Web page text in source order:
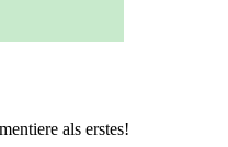
als erstes!